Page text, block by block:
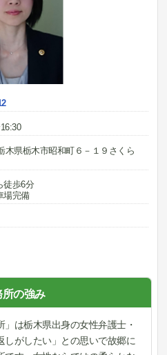
木県栃木市昭和町６－１９さくら
徒歩6分
場完備
の強み
」は栃木県出身の女性弁護士・
しがしたい」との思いで故郷に